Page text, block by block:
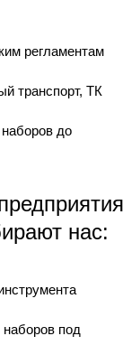
регламентам
транспорт, ТК
до
нас:
под